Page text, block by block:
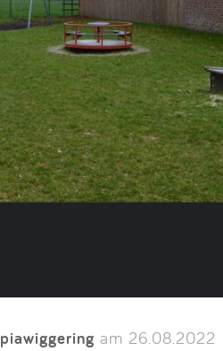
piawiggering am 26.08.2022